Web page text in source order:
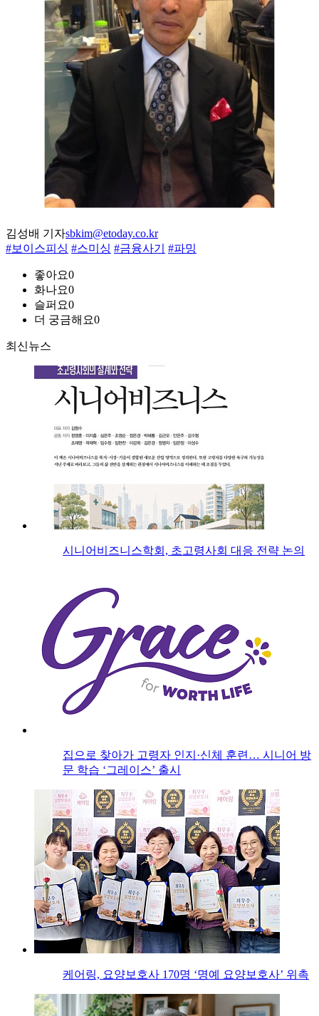
김성배 기자sbkim@etoday.co.kr
#보이스피싱 #스미싱 #금융사기 #파밍
좋아요0
화나요0
슬퍼요0
더 궁금해요0
최신뉴스
시니어비즈니스학회, 초고령사회 대응 전략 논의
집으로 찾아가 고령자 인지·신체 훈련… 시니어 방
문 학습 ‘그레이스’ 출시
케어링, 요양보호사 170명 ‘명예 요양보호사’ 위촉